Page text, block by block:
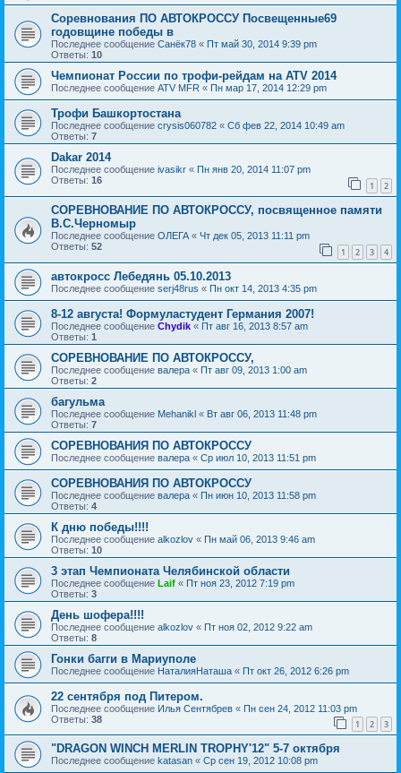
Соревнования ПО АВТОКРОССУ Посвещенные69
годовщине победы в
Последнее сообщение Санёк78 « Пт май 30, 2014 9:39 pm
Ответы: 10
Чемпионат России по трофи-рейдам на ATV 2014
Последнее сообщение ATV MFR « Пн мар 17, 2014 12:29 pm
Трофи Башкортостана
Последнее сообщение crysis060782 « Сб фев 22, 2014 10:49 am
Ответы: 7
Dakar 2014
Последнее сообщение ivasikr « Пн янв 20, 2014 11:07 pm
Ответы: 16 1 2
СОРЕВНОВАНИЕ ПО АВТОКРОССУ, посвященное памяти
В.С.Черномыр
Последнее сообщение ОЛЕГА « Чт дек 05, 2013 11:11 pm
Ответы: 52 1 2 3 4
автокросс Лебедянь 05.10.2013
Последнее сообщение serj48rus « Пн окт 14, 2013 4:35 pm
8-12 августа! Формуластудент Германия 2007!
Последнее сообщение Chydik « Пт авг 16, 2013 8:57 am
Ответы: 1
СОРЕВНОВАНИЕ ПО АВТОКРОССУ,
Последнее сообщение валера « Пт авг 09, 2013 1:00 am
Ответы: 2
багульма
Последнее сообщение Mehanikl « Вт авг 06, 2013 11:48 pm
Ответы: 7
СОРЕВНОВАНИЯ ПО АВТОКРОССУ
Последнее сообщение валера « Ср июл 10, 2013 11:51 pm
СОРЕВНОВАНИЯ ПО АВТОКРОССУ
Последнее сообщение валера « Пн июн 10, 2013 11:58 pm
Ответы: 4
К дню победы!!!!
Последнее сообщение alkozlov « Пн май 06, 2013 9:46 am
Ответы: 10
3 этап Чемпионата Челябинской области
Последнее сообщение Laif « Пт ноя 23, 2012 7:19 pm
Ответы: 3
День шофера!!!!
Последнее сообщение alkozlov « Пт ноя 02, 2012 9:22 am
Ответы: 8
Гонки багги в Мариуполе
Последнее сообщение НаталияНаташа « Пт окт 26, 2012 6:26 pm
22 сентября под Питером.
Последнее сообщение Илья Сентябрев « Пн сен 24, 2012 11:03 pm
Ответы: 38 1 2 3
"DRAGON WINCH MERLIN TROPHY'12" 5-7 октября
Последнее сообщение katasan « Ср сен 19, 2012 10:08 pm